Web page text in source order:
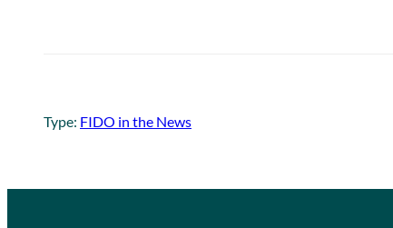
Type: FIDO in the News